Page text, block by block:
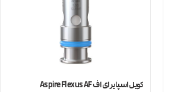
کویل اسپایر ای اف Aspire Flexus AF